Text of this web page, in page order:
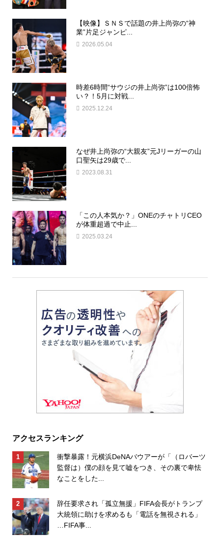
【映像】ＳＮＳで話題の井上尚弥の“神
業”片足ジャンピ...
2026.05.04
時差6時間“サウジの井上尚弥”は100倍怖
い？！5月に対戦...
2025.12.24
なぜ井上尚弥の“大親友”元Jリーガーの山
口聖矢は29歳で...
2023.08.31
「この人本気か？」ONEのチャトリCEO
が体重超過で中止...
2025.03.24
アクセスランキング
衝撃暴露！元横浜DeNAバウアーが「（ロバーツ
監督は）僕の顔を見て嘘をつき、その裏で卑怯
なことをした...
辞任要求され「孤立無援」FIFA会長がトランプ
大統領に助けを求めるも「電話を無視される」
…FIFA事...